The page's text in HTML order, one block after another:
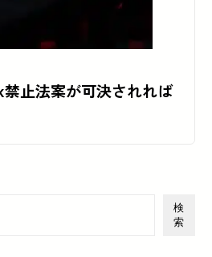
止法案が可決されれば
検
索